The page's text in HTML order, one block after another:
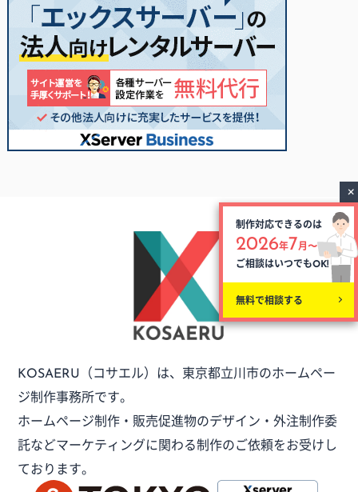
KOSAERU （コサエル）は、 東京都立川市のホームペー
ジ制作事務所です。
ホームページ制作・販売促進物のデザイン・外注制作委
託などマーケティングに関わる制作のご依頼をお受けし
ております。
制作対応できるのは
2026年7月〜
ご相談はいつでもOK!
無料で相談する